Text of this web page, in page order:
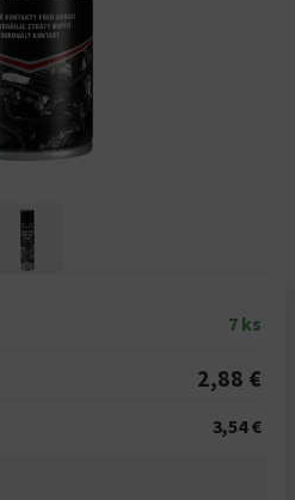
7 ks
2,88 €
3,54 €